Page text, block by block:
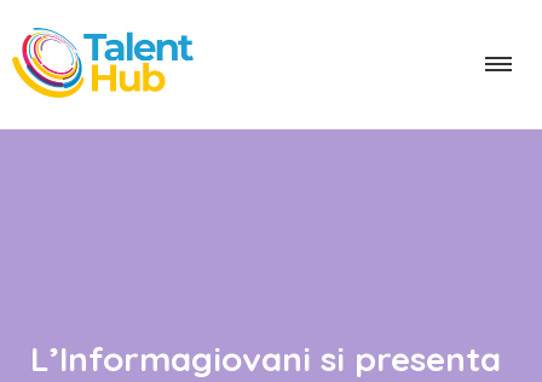
L’Informagiovani si presenta